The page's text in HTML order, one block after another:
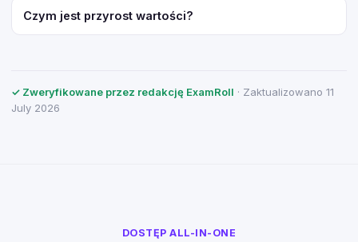
Czym jest przyrost wartości?
✓ Zweryfikowane przez redakcję ExamRoll · Zaktualizowano 11
July 2026
DOSTĘP ALL-IN-ONE